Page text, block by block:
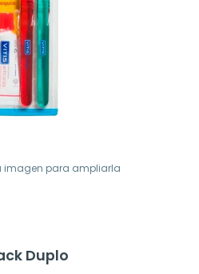
imagen para ampliarla
Duplo